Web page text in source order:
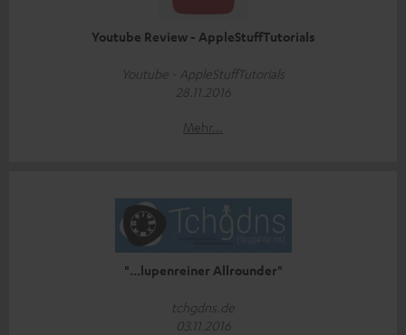
Youtube Review - AppleStuffTutorials
Youtube - AppleStuffTutorials
28.11.2016
Mehr...
"...lupenreiner Allrounder"
tchgdns.de
03.11.2016